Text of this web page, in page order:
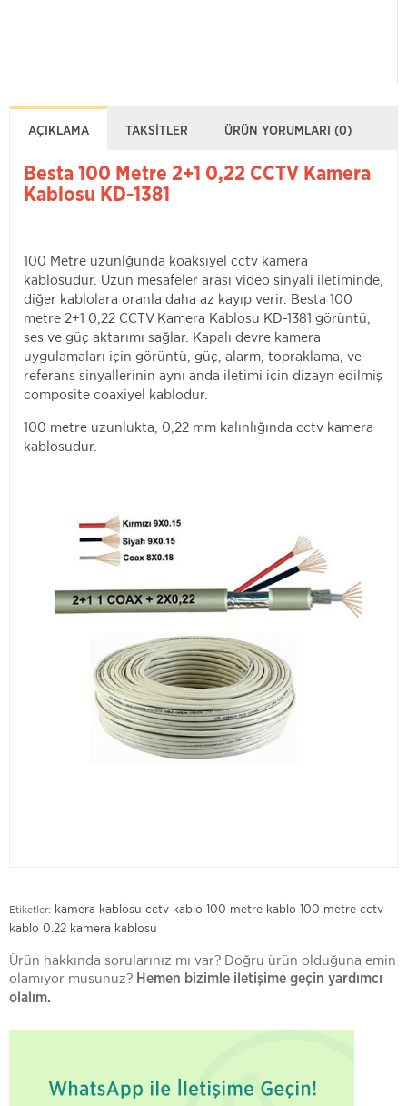
AÇIKLAMA TAKSITLER ÜRÜN YORUMLARI (0)
Besta 100 Metre 2+1 0,22 CCTV Kamera
Kablosu KD-1381
100 Metre uzunlğunda koaksiyel cctv kamera
kablosudur. Uzun mesafeler arası video sinyali iletiminde,
diğer kablolara oranla daha az kayıp verir. Besta 100
metre 2+1 0,22 CCTV Kamera Kablosu KD-1381 görüntü,
ses ve güç aktarımı sağlar. Kapalı devre kamera
uygulamaları için görüntü, güç, alarm, topraklama, ve
referans sinyallerinin aynı anda iletimi için dizayn edilmiş
composite coaxiyel kablodur.
100 metre uzunlukta, 0,22 mm kalınlığında cctv kamera
kablosudur.
Etiketler: kamera kablosu cctv kablo 100 metre kablo 100 metre cctv
kablo 0.22 kamera kablosu
Ürün hakkında sorularınız mı var? Doğru ürün olduğuna emin
olamıyor musunuz? Hemen bizimle iletişime geçin yardımcı
olalım.